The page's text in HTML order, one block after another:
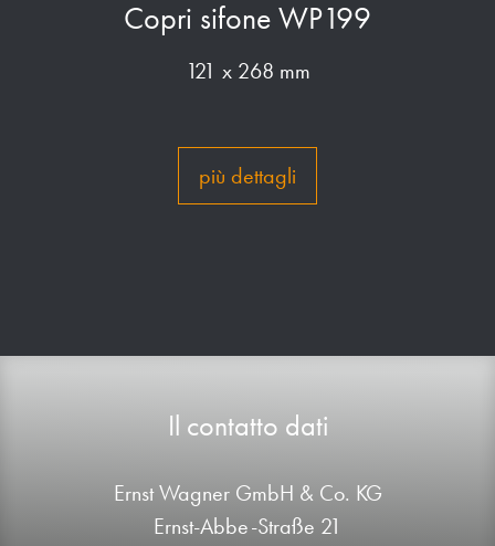
Copri sifone WP199
121 x 268 mm
più dettagli
Il contatto dati
Ernst Wagner GmbH & Co. KG
Ernst-Abbe-Straße 21